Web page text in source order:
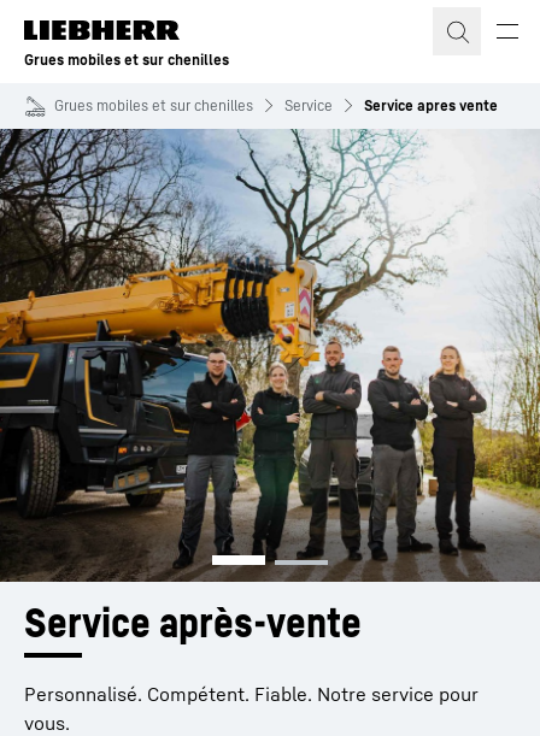
Grues mobiles et sur chenilles
Grues mobiles et sur chenilles Service Service apres vente
Service après-vente
Personnalisé. Compétent. Fiable. Notre service pour
vous.